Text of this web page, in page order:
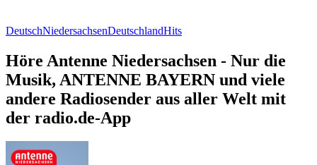
DeutschNiedersachsenDeutschlandHits
Höre Antenne Niedersachsen - Nur die
Musik, ANTENNE BAYERN und viele
andere Radiosender aus aller Welt mit
der radio.de-App